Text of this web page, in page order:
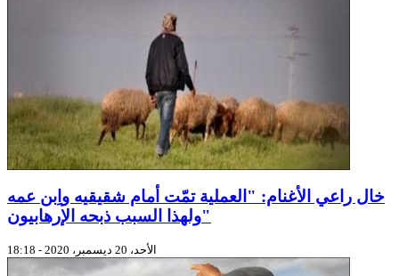
خال راعي الأغنام: "العملية تمّت أمام شقيقيه واِبن عمه
ولهذا السبب ذبحه الإرهابيون"
الأحد، 20 ديسمبر، 2020 - 18:18